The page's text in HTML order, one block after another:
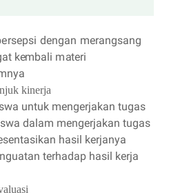
ersepsi dengan merangsang
at kembali materi
nya
kinerja
swa untuk mengerjakan tugas
swa dalam mengerjakan tugas
sentasikan hasil kerjanya
guatan terhadap hasil kerja
aluasi